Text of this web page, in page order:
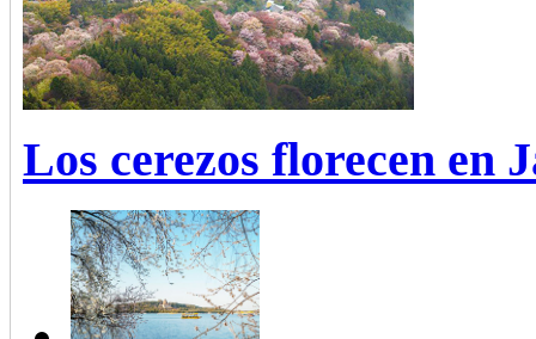
Los cerezos florecen en